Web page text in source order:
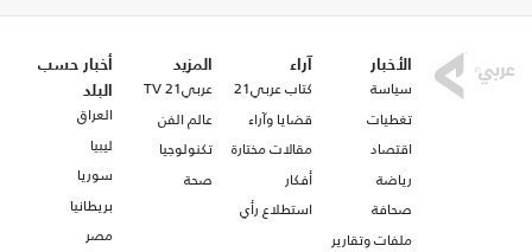
الأخبار
سياسة
تغطيات
اقتصاد
رياضة
صحافة
ملفات وتقارير
آراء
كتاب عربي21
قضايا وآراء
مقالات مختارة
أفكار
استطلاع رأي
المزيد
عربي21 TV
عالم الفن
تكنولوجيا
صحة
أخبار حسب
البلد
العراق
ليبيا
سوريا
بريطانيا
مصر